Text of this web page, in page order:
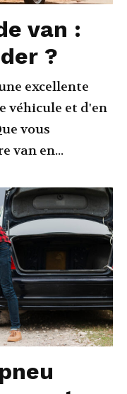
van :
?
excellente
véhicule et d'en
vous
van en...